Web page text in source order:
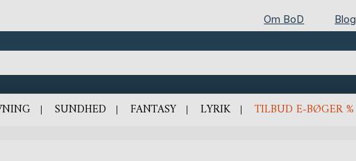
Om BoD Blog
SUNDHED FANTASY LYRIK TILBUD E-BØGER %